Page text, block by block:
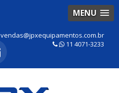
MENU
vendas@jpxequipamentos.com.br
11 4071-3233